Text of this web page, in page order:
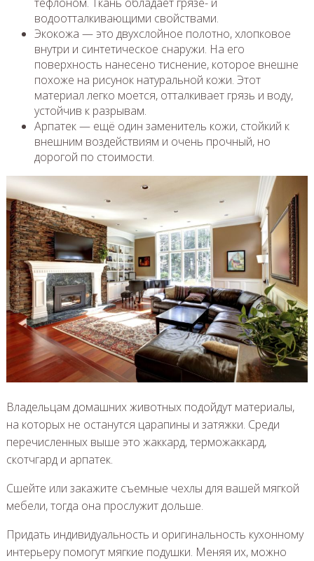
водоотталкивающими свойствами.
Экокожа — это двухслойное полотно, хлопковое
внутри и синтетическое снаружи. На его
поверхность нанесено тиснение, которое внешне
похоже на рисунок натуральной кожи. Этот
материал легко моется, отталкивает грязь и воду,
устойчив к разрывам.
Арпатек — ещё один заменитель кожи, стойкий к
внешним воздействиям и очень прочный, но
дорогой по стоимости.
Владельцам домашних животных подойдут материалы,
на которых не останутся царапины и затяжки. Среди
перечисленных выше это жаккард, терможаккард,
скотчгард и арпатек.
Сшейте или закажите съемные чехлы для вашей мягкой
мебели, тогда она прослужит дольше.
Придать индивидуальность и оригинальность кухонному
интерьеру помогут мягкие подушки. Меняя их, можно